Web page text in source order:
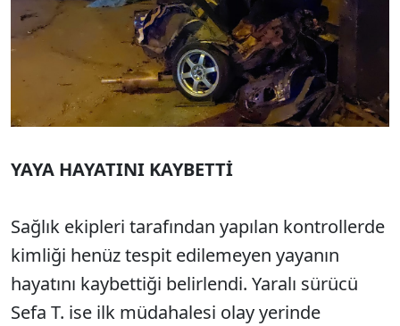
YAYA HAYATINI KAYBETTİ
Sağlık ekipleri tarafından yapılan kontrollerde
kimliği henüz tespit edilemeyen yayanın
hayatını kaybettiği belirlendi. Yaralı sürücü
Sefa T. ise ilk müdahalesi olay yerinde